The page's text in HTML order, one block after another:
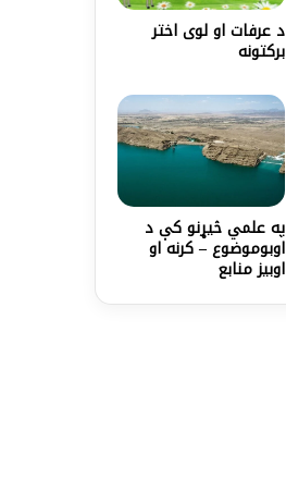
د عرفات او لوی اختر
برکتونه
په علمي څیړنو کې د
اوبوموضوع – کرنه او
اوبیز منابع